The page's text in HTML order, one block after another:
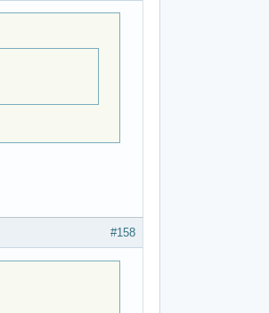
#158